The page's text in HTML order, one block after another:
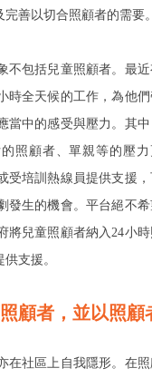
善以切合照顧者的需要
不包括兒童照顧者。最
時全天候的工作，為他
當中的感受與壓力。其
照顧者、單親等的壓力
受培訓熱線員提供支援
發生的機會。平台絕不
將兒童照顧者納入24小
支援。
顧者，並以照顧
在社區上自我隱形。在